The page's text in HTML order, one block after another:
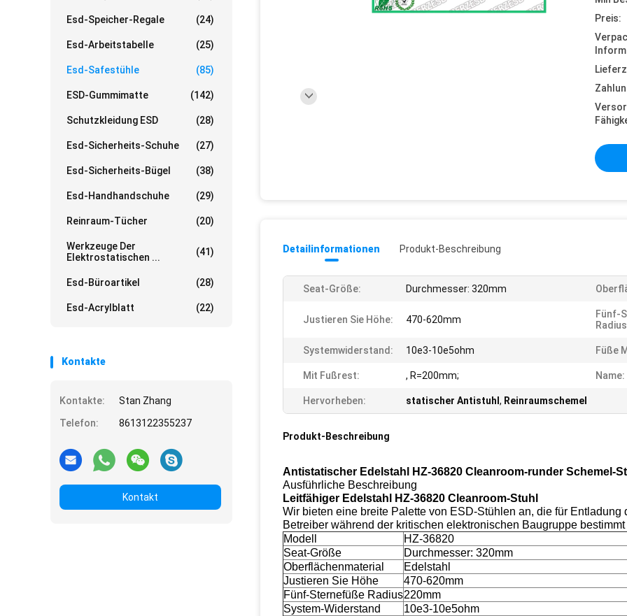
Esd-Speicher-Regale (24)
Esd-Arbeitstabelle (25)
Esd-Safestühle (85)
ESD-Gummimatte (142)
Schutzkleidung ESD (28)
Esd-Sicherheits-Schuhe (27)
Esd-Sicherheits-Bügel (38)
Esd-Handhandschuhe (29)
Reinraum-Tücher (20)
Werkzeuge Der
Elektrostatischen ...
(41)
Esd-Büroartikel (28)
Esd-Acrylblatt (22)
Kontakte
Kontakte:
Stan Zhang
Telefon:
8613122355237
Kontakt
Preis:
Detailinformationen Produkt-Beschreibung
Seat-Größe: Durchmesser: 320mm
Justieren Sie Höhe: 470-620mm
Fünf-
Systemwiderstand: 10e3-10e5ohm Füße
Mit Fußrest: , R=200mm; Name:
Hervorheben: statischer Antistuhl , Reinraumschemel
Produkt-Beschreibung
Antistatischer Edelstahl HZ-36820 Cleanroom-runder Schemel-
Ausführliche Beschreibung
Leitfähiger Edelstahl HZ-36820 Cleanroom-Stuhl
Wir bieten eine breite Palette von ESD-Stühlen an, die für
Betreiber während der kritischen elektronischen Baugruppe
Modell
HZ-36820
Seat-Größe
Durchmesser: 320mm
Oberflächenmaterial
Edelstahl
Justieren Sie Höhe
470-620mm
Fünf-Sternefüße Radius220mm
System-Widerstand
10e3-10e5ohm